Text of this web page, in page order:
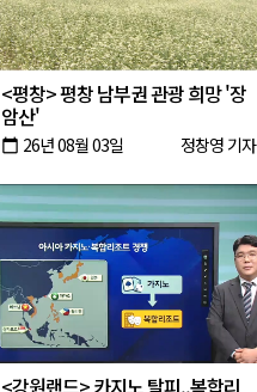
2026년 08월 07일(금)
2026년 08월 07일(금)
2026년 08월 07일(금)
<평창> 평창 남부권 관광 희망 '장
암산'
calendar_today 26년 08월 03일 정창영 기자
<강원랜드> 카지노 탈피..복합리